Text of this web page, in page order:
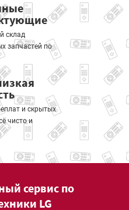
склад
запчастей по
и скрытых
чисто и
сервис по
LG